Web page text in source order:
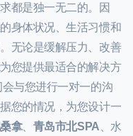
都是独一无二的。因
身体状况、生活习惯和
无论是缓解压力、改善
您提供最适合的解决方
与您进行一对一的沟
您的情况，为您设计一
拿、 青岛市北SPA 、水